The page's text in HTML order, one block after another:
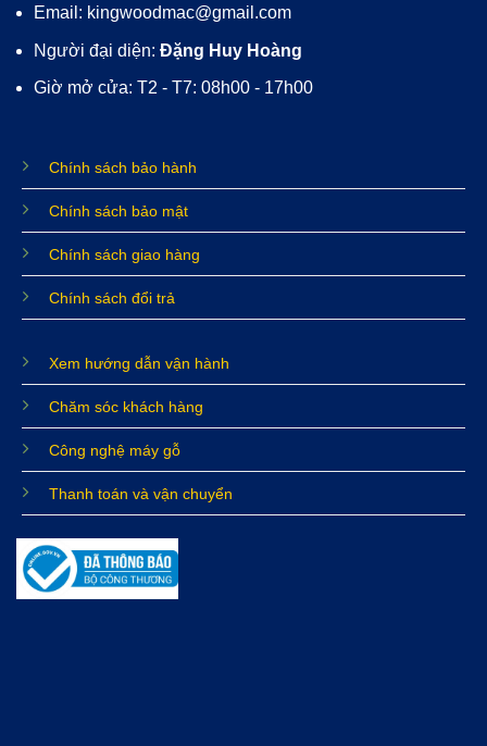
Email: kingwoodmac@gmail.com
Người đại diện: Đặng Huy Hoàng
Giờ mở cửa: T2 - T7: 08h00 - 17h00
Chính sách bảo hành
Chính sách bảo mật
Chính sách giao hàng
Chính sách đổi trả
Xem hướng dẫn vận hành
Chăm sóc khách hàng
Công nghệ máy gỗ
Thanh toán và vận chuyển